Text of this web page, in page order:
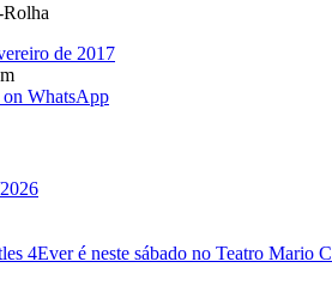
de 2017
on WhatsAppShare
4Ever é neste sábado no Teatro Mario